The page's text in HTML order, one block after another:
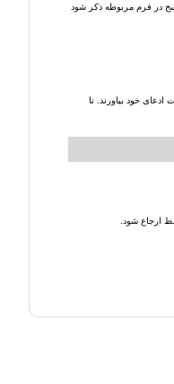
در فرم مربوطه ذکر شود
خود بیاورند. تا